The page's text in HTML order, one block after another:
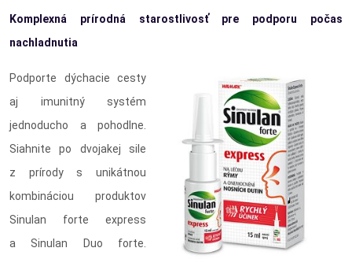
Komplexná prírodná starostlivosť pre podporu počas
nachladnutia
Podporte dýchacie cesty
aj imunitný systém
jednoducho a pohodlne.
Siahnite po dvojakej sile
z prírody s unikátnou
kombináciou produktov
Sinulan forte express
a Sinulan Duo forte.